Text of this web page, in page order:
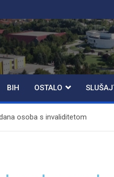
BIH OSTALO
osoba s invaliditetom